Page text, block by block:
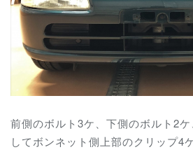
前側のボルト3ケ、下側のボルト2
してボンネット側上部のクリップ4